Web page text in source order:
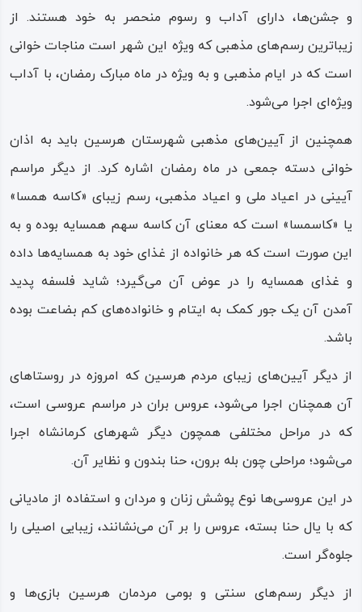
و جشن‌ها، دارای آداب و رسوم منحصر به خود هستند. از
زیباترین رسم‌های مذهبی که ویژه این شهر است مناجات‌ خوانی
است که در ایام مذهبی و به ویژه در ماه مبارک رمضان، با آداب
ویژه‌ای اجرا می‌شود.
همچنین از آیین‌های مذهبی شهرستان هرسین باید به اذان‌
خوانی دسته‌ جمعی در ماه رمضان اشاره کرد. از دیگر مراسم
آیینی در اعیاد ملی و اعیاد مذهبی، رسم زیبای «کاسه‌ همسا»
یا «کاسمسا» است که معنای آن کاسه سهم همسایه بوده و به
این صورت است که هر خانواده از غذای خود به همسایه‌ها داده
و غذای همسایه را در عوض آن می‌گیرد؛ شاید فلسفه پدید
آمدن آن یک‌ جور کمک به ایتام و خانواده‌های کم‌ بضاعت بوده
باشد.
از دیگر آیین‌های زیبای مردم هرسین که امروزه در روستاهای
آن همچنان اجرا می‌شود، عروس‌ بران در مراسم عروسی است،
که در مراحل مختلفی همچون دیگر شهرهای کرمانشاه اجرا
می‌شود؛ مراحلی چون بله‌ برون، حنا بندون و نظایر آن.
در این عروسی‌ها نوع پوشش زنان و مردان و استفاده از مادیانی
که با یال حنا بسته، عروس را بر آن می‌نشانند، زیبایی اصیلی را
جلوه‌گر است.
از دیگر رسم‌های سنتی و بومی مردمان هرسین بازی‌ها و